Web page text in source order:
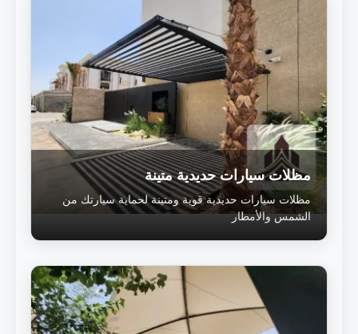
مظلات سيارات حديدية متينة
مظلات سيارات حديدية قوية ومتينة لحماية سيارتك من
الشمس والأمطار